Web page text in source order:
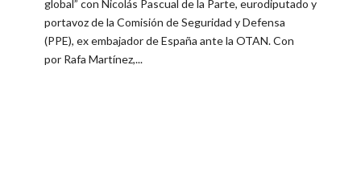
global” con Nicolás Pascual de la Parte, eurodiputado y
portavoz de la Comisión de Seguridad y Defensa
(PPE), ex embajador de España ante la OTAN. Con
por Rafa Martínez,...